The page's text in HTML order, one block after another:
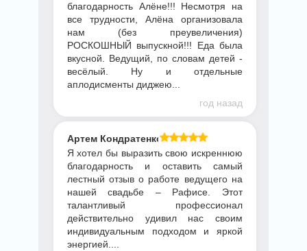
благодарность Алёне!!! Несмотря на
все трудности, Алёна организовала
нам (без преувеличения)
РОСКОШНЫЙ выпускной!!! Еда была
вкусной. Ведущий, по словам детей -
весёлый. Ну и отдельные
аплодисменты диджею...
год назад
Артем Кондратенко
Я хотел бы выразить свою искреннюю
благодарность и оставить самый
лестный отзыв о работе ведущего на
нашей свадьбе – Рафисе. Этот
талантливый профессионал
действительно удивил нас своим
индивидуальным подходом и яркой
энергией....
Остались вопросы?